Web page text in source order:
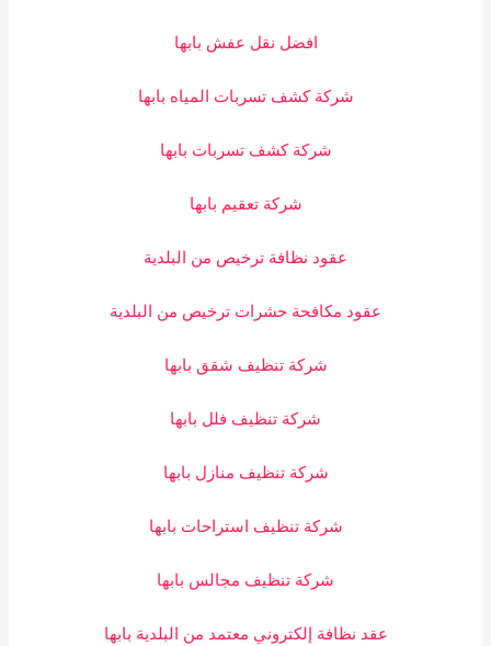
افضل نقل عفش بابها
شركة كشف تسربات المياه بابها
شركة كشف تسربات بابها
شركة تعقيم بابها
عقود نظافة ترخيص من البلدية
عقود مكافحة حشرات ترخيص من البلدية
شركة تنظيف شقق بابها
شركة تنظيف فلل بابها
شركة تنظيف منازل بابها
شركة تنظيف استراحات بابها
شركة تنظيف مجالس بابها
عقد نظافة إلكتروني معتمد من البلدية بابها